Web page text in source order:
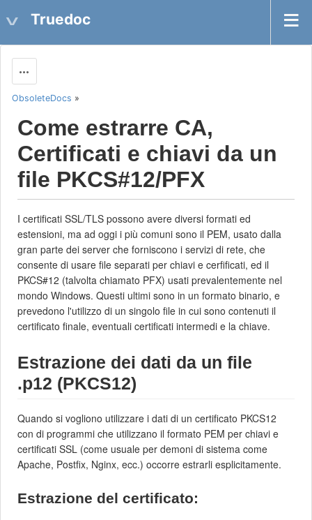
Truedoc
ObsoleteDocs »
Come estrarre CA,
Certificati e chiavi da un
file PKCS#12/PFX
I certificati SSL/TLS possono avere diversi formati ed
estensioni, ma ad oggi i più comuni sono il PEM, usato dalla
gran parte dei server che forniscono i servizi di rete, che
consente di usare file separati per chiavi e cerfificati, ed il
PKCS#12 (talvolta chiamato PFX) usati prevalentemente nel
mondo Windows. Questi ultimi sono in un formato binario, e
prevedono l'utilizzo di un singolo file in cui sono contenuti il
certificato finale, eventuali certificati intermedi e la chiave.
Estrazione dei dati da un file
.p12 (PKCS12)
Quando si vogliono utilizzare i dati di un certificato PKCS12
con di programmi che utilizzano il formato PEM per chiavi e
certificati SSL (come usuale per demoni di sistema come
Apache, Postfix, Nginx, ecc.) occorre estrarli esplicitamente.
Estrazione del certificato: